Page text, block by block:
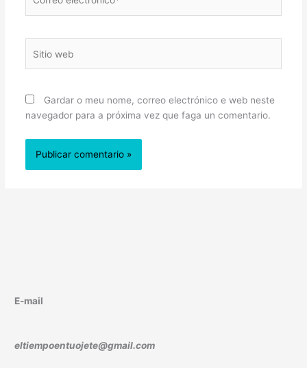
electrónico*
web
Gardar o meu nome, correo electrónico e web neste
navegador para a próxima vez que faga un comentario.
E-mail
eltiempoentuojete@gmail.com